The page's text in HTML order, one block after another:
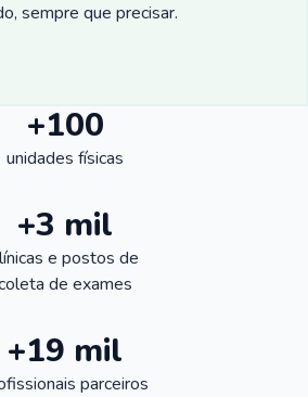
sempre que precisar.
+100
unidades físicas
+3 mil
e postos de
de exames
+19 mil
parceiros